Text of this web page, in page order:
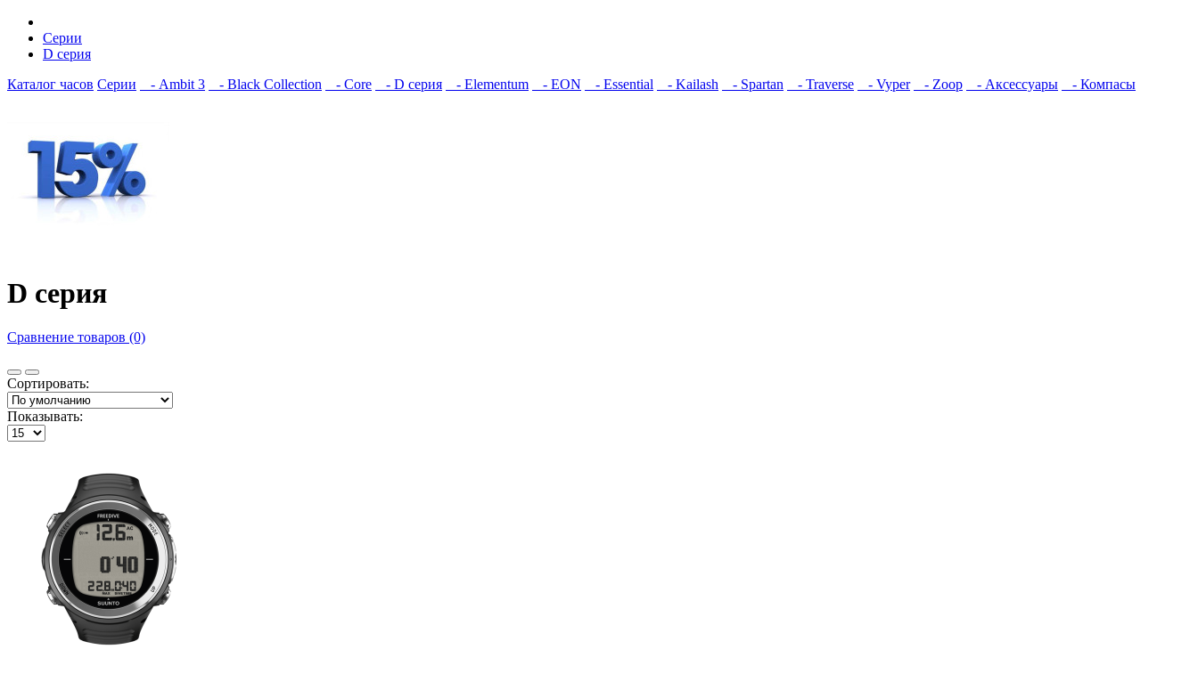
Серии
D серия
Каталог часов Серии - Ambit 3 - Black Collection - Core - D серия - Elementum - EON - Essential - Kailash - Spartan - Traverse - Vyper - Zoop - Аксессуары - Компасы
D серия
Сравнение товаров (0)
Сортировать:
Показывать: